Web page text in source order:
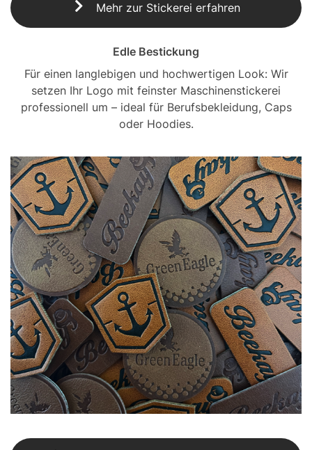
Mehr zur Stickerei erfahren
Edle Bestickung
Für einen langlebigen und hochwertigen Look: Wir
setzen Ihr Logo mit feinster Maschinenstickerei
professionell um – ideal für Berufsbekleidung, Caps
oder Hoodies.